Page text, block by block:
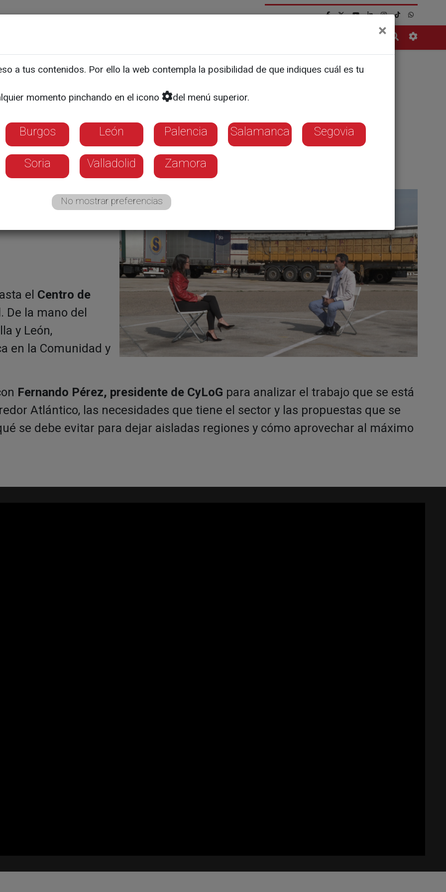
CyLoG y la logística de Castilla y León
con Fernando Pérez, presidente de CyLoG, para conocer las
comunidad
el Centro de
. De la mano del
y León,
en la Comunidad y
Fernando Pérez, presidente de CyLoG para analizar el trabajo que se está
Atlántico, las necesidades que tiene el sector y las propuestas que se
se debe evitar para dejar aisladas regiones y cómo aprovechar al máximo
×
a tus contenidos. Por ello la web contempla la posibilidad de que indiques cuál es tu
momento pinchando en el icono
del menú superior.
Burgos León Palencia Salamanca Segovia
Soria Valladolid Zamora
No mostrar preferencias